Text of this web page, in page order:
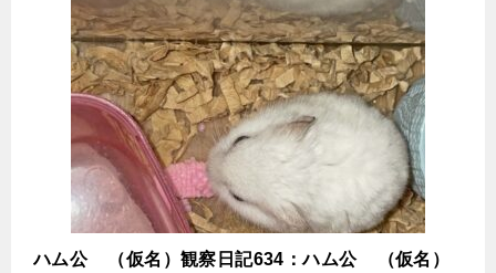
ハム公 （仮名）観察日記634：ハム公
（仮名）